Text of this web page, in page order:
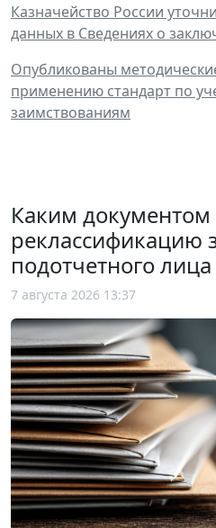
Казначейство России
данных в Сведениях о
Опубликованы
применению стандарт по
заимствованиям
Каким
реклассификацию
подотчетного лица
7 августа 2026 13:37